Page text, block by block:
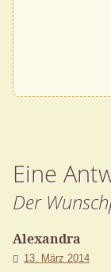
Eine
Der
Alexandra
13. März 2014